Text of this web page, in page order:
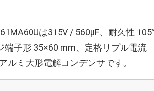
は315V / 560µF、耐久性
端子形 35×60 mm、定格リプル電流
ルミ大形電解コンデンサです。